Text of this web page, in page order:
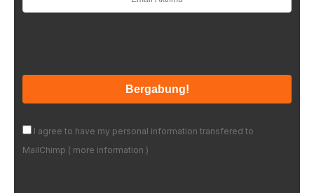
I agree to have my personal information transfered to
MailChimp ( more information )